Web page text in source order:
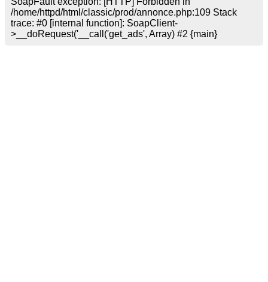
/home/httpd/html/classic/prod/annonce.php:109 Stack
trace: #0 [internal function]: SoapClient-
>__doRequest(' __call('get_ads', Array) #2 {main}